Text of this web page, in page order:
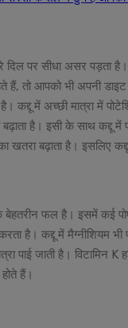
पर सीधा असर पड़ता है।
हैं, तो आपको भी अपनी
कद्दू में अच्छी मात्रा में
है। इसी के साथ कद्दू
खतरा बढ़ाता है। इसलिए
फल है। इसमें कई
है। कद्दू में मैग्नीशियम भी
पाई जाती है। विटामिन
हैं।